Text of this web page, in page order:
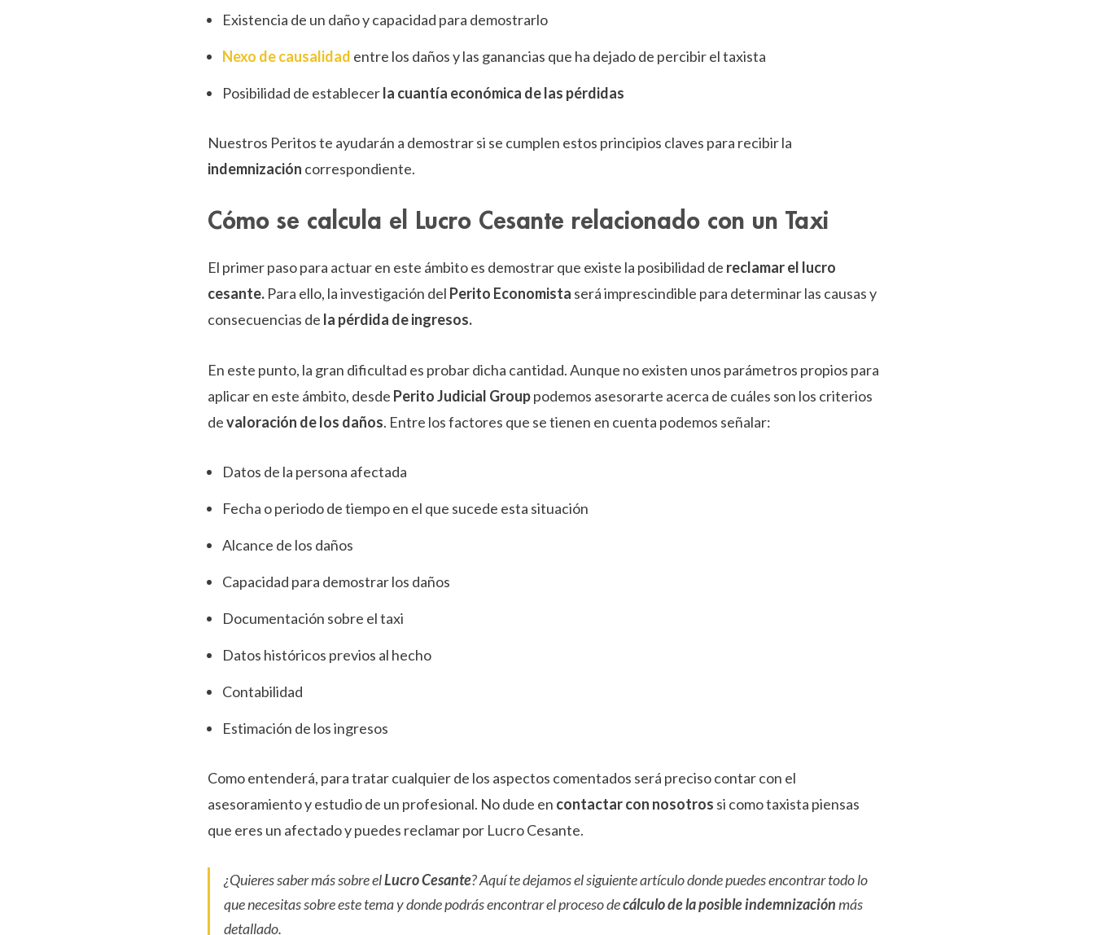
Existencia de un daño y capacidad para demostrarlo
Nexo de causalidad entre los daños y las ganancias que ha dejado de percibir el taxista
Posibilidad de establecerla cuantía económica de las pérdidas
Nuestros Peritos te ayudarán a demostrar si se cumplen estos principios claves para recibir la
indemnización correspondiente.
Cómo se calcula el Lucro Cesante relacionado con un Taxi
El primer paso para actuar en este ámbito es demostrar que existe la posibilidad de reclamar el lucro
cesante. Para ello, la investigación del Perito Economista será imprescindible para determinar las causas y
consecuencias de la pérdida de ingresos.
En este punto, la gran dificultad es probar dicha cantidad. Aunque no existen unos parámetros propios para
aplicar en este ámbito, desde Perito Judicial Grouppodemos asesorarte acerca de cuáles son los criterios
devaloración de los daños. Entre los factores que se tienen en cuenta podemos señalar:
Datos de la persona afectada
Fecha o periodo de tiempo en el que sucede esta situación
Alcance de los daños
Capacidad para demostrar los daños
Documentación sobre el taxi
Datos históricos previos al hecho
Contabilidad
Estimación de los ingresos
Como entenderá, para tratar cualquier de los aspectos comentados será preciso contar con el
asesoramiento y estudio de un profesional. No dude en contactar con nosotros si como taxista piensas
que eres un afectado y puedes reclamar por Lucro Cesante.
¿Quieres saber más sobre elLucro Cesante? Aquí te dejamos el siguiente artículo donde puedes encontrar todo lo
que necesitas sobre este tema y donde podrás encontrar el proceso decálculo de la posible indemnizaciónmás
detallado.